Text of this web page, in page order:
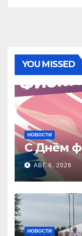
YOU MISSED
НОВОСТИ
С Днём
АВГ 6, 2026
НОВОСТИ